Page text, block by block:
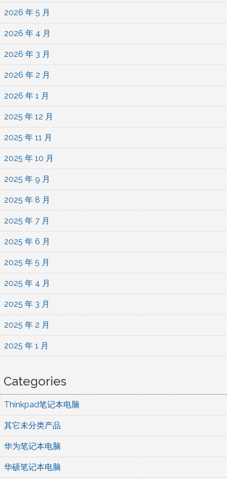
2026 年 5 月
2026 年 4 月
2026 年 3 月
2026 年 2 月
2026 年 1 月
2025 年 12 月
2025 年 11 月
2025 年 10 月
2025 年 9 月
2025 年 8 月
2025 年 7 月
2025 年 6 月
2025 年 5 月
2025 年 4 月
2025 年 3 月
2025 年 2 月
2025 年 1 月
Categories
Thinkpad笔记本电脑
其它未分类产品
华为笔记本电脑
华硕笔记本电脑